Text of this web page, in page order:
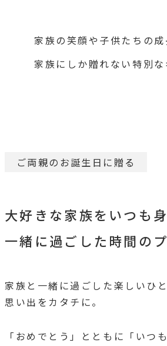
家族の笑顔や子供たちの
家族にしか贈れない特別
ご両親のお誕生日に贈る
⼤好きな家族をいつも
⼀緒に過ごした時間の
家族と一緒に過ごした楽しいひ
思い出をカタチに。
「おめでとう」とともに「いつ